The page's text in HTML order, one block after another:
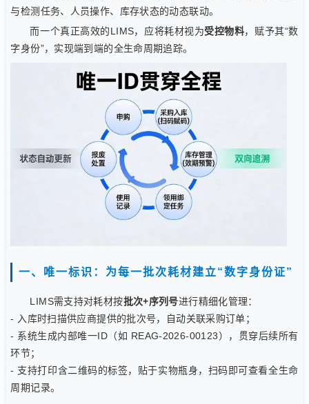
与检测任务、人员操作、库存状态的动态联动。
而一个真正高效的LIMS，应将耗材视为受控物料，赋予其“数
字身份”，实现端到端的全生命周期追踪。
一、唯一标识：为每一批次耗材建立“数字身份证”
LIMS需支持对耗材按批次+序列号进行精细化管理：
- 入库时扫描供应商提供的批次号，自动关联采购订单；
- 系统生成内部唯一ID（如 REAG-2026-00123），贯穿后续所有
环节；
- 支持打印含二维码的标签，贴于实物瓶身，扫码即可查看全生命
周期记录。